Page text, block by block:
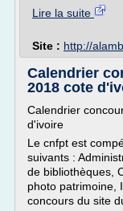
Lire la suite
Site : http://
Calendrier
2018 cote
Calendrier
d'ivoire
Le cnfpt est
suivants :
de bibliothèques,
photo patrimoine,
concours du site